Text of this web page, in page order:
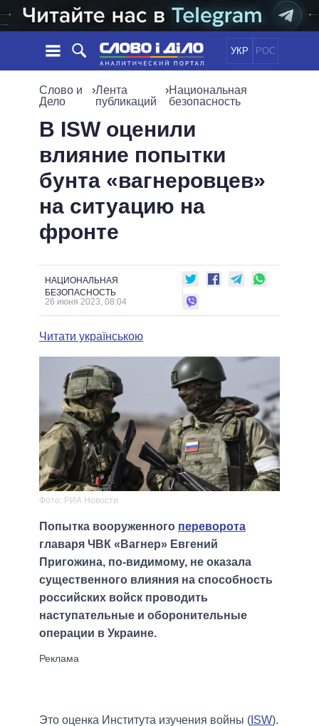
УКР РОС
НОВОСТИ
ЛЕНТА
СТАТЬИ
МНЕНИЯ
ОБЗОРЫ
ДАЙДЖЕСТЫ
ОБЩЕСТВО
МИР
ПОЛИТИКИ
ВСЕ ПОЛИТИКИ
ПРЕЗИДЕНТ И ОФИС
ВЕРХОВНАЯ РАДА
КАБИНЕТ МИНИСТРОВ
ГЛАВЫ ОБЛАДМИНИСТРАЦИЙ
МЭРЫ
ВСЕ ПЕРСОНЫ
ИНФОГРАФИКА
ВИДЕО
СРАВНЕНИЕ ПОЛИТИКОВ
Слово и
Дело
›Лента
публикаций
›Национальная
безопасность
В ISW оценили
влияние попытки
бунта «вагнеровцев»
на ситуацию на
фронте
НАЦИОНАЛЬНАЯ
БЕЗОПАСНОСТЬ
26 июня 2023, 08:04
Читати українською
Фото: РИА Новости
Попытка вооруженного переворота
главаря ЧВК «Вагнер» Евгений
Пригожина, по-видимому, не оказала
существенного влияния на способность
российских войск проводить
наступательные и оборонительные
операции в Украине.
Это оценка Института изучения войны ( ISW).